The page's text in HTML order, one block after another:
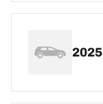
2025